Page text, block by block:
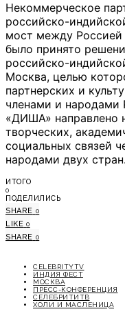
Некоммерческое
российско-
мост между
было принято
российско-
Москва, целью
партнерских и
членами и народами
«ДИША» направлено
творческих,
социальных связей
народами двух стран.
ИТОГО
0
ПОДЕЛИЛИСЬ
SHARE 0
LIKE 0
SHARE 0
CELEBRITYTV
ИНДИЯ ФЕСТ
МОСКВА
ПРЕСС-КОНФЕРЕНЦИЯ
СЕЛЕБРИТИТВ
ХОЛИ И МАСЛЕНИЦА